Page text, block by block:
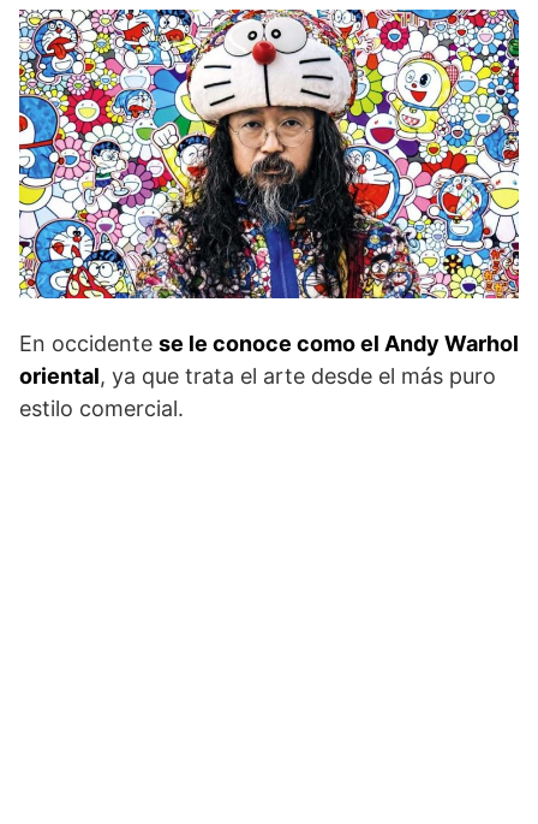
En occidente se le conoce como el Andy Warhol
oriental, ya que trata el arte desde el más puro
estilo comercial.